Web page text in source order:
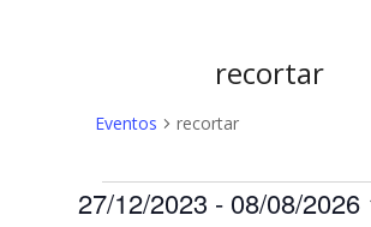
recortar
Eventos recortar
Eventos
27/12/2023 - 08/08/2026